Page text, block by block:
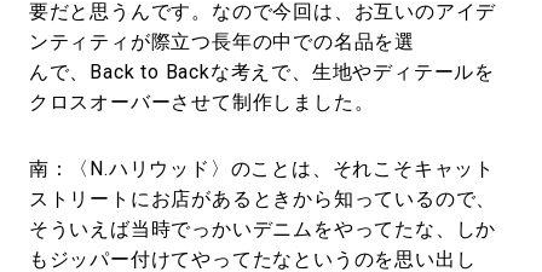
要だと思うんです。なので今回は、お互いのアイデ
ンティティが際立つ長年の中での名品を選
んで、Back to Backな考えで、生地やディテールを
クロスオーバーさせて制作しました。
南：〈N.ハリウッド〉のことは、それこそキャット
ストリートにお店があるときから知っているので、
そういえば当時でっかいデニムをやってたな、しか
もジッパー付けてやってたなというのを思い出し